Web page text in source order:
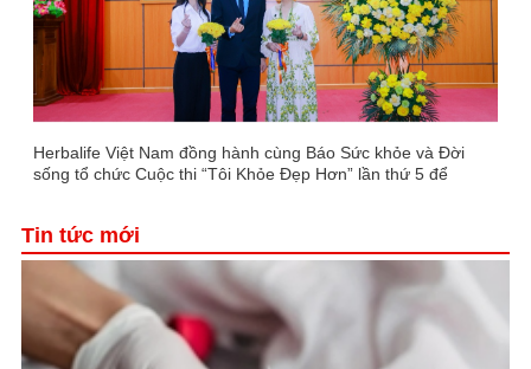
Herbalife Việt Nam đồng hành cùng Báo Sức khỏe và Đời
sống tổ chức Cuộc thi “Tôi Khỏe Đẹp Hơn” lần thứ 5 để
Tin tức mới